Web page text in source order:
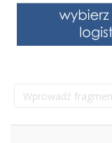
Wprowadź
fragment